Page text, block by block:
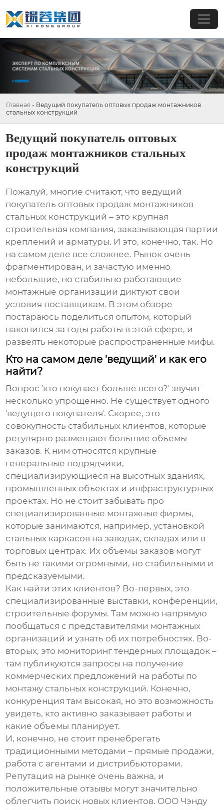
Главная - Ведущий покупатель оптовых продаж монтажников
стальных конструкций
Ведущий покупатель оптовых
продаж монтажников стальных
конструкций
Пожалуй, многие считают, что ведущий
покупатель оптовых продаж монтажников
стальных конструкций – это крупная
строительная компания, заказывающая партии
креплений и арматуры. И это, конечно, так. Но
на самом деле все сложнее. Рынок очень
фрагментирован, и зачастую именно
небольшие, но стабильно работающие
монтажные организации диктуют свои
условия поставщикам. В этом обзоре
постараюсь поделиться опытом, который
накопился за годы работы в этой сфере, и
развеять некоторые распространенные мифы.
Кто на самом деле 'ведущий' и как его
найти?
Вопрос 'кто покупает больше всего?' звучит
несколько упрощенно. Не существует одного
'ведущего покупателя'. Скорее, это
совокупность стабильных клиентов, которые
регулярно размещают большие объемы
заказов. К ним относятся крупные
генеральные подрядчики,
специализирующиеся на высотных зданиях,
промышленных объектах и инфраструктурных
проектах. Но не стоит забывать про
специализированные монтажные фирмы,
которые занимаются, например, установкой
стальных каркасов на заводах, складах или в
торговых центрах. Их объемы заказов могут
быть не такими огромными, но стабильными и
предсказуемыми.
Как найти этих клиентов? Во-первых, это
специализированные выставки, конференции,
строительные форумы. Там можно напрямую
пообщаться с представителями монтажных
организаций и узнать об их потребностях. Во-
вторых, это мониторинг тендерных площадок –
там публикуются запросы на получение
коммерческих предложений на работы по
монтажу стальных конструкций. Конечно,
конкуренция там высокая, но это возможность
увидеть, кто активно заказывает работы и
какие объемы планирует.
И, конечно, не стоит пренебрегать
традиционными методами – прямые продажи,
работа с агентами и дистрибьюторами.
Репутация на рынке очень важна, и
положительные отзывы могут значительно
облегчить поиск новых клиентов. ООО Чэнду